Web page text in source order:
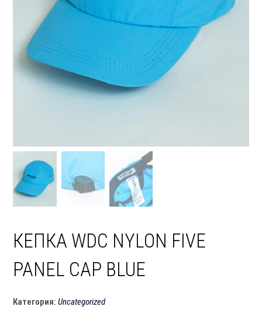
КЕПКА WDC NYLON FIVE
PANEL CAP BLUE
Категория:Uncategorized